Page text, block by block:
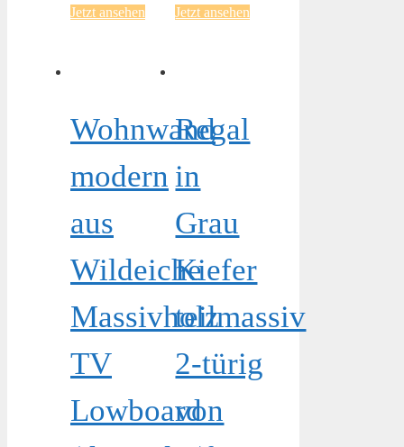
Jetzt ansehen
Jetzt ansehen
Wohnwand
modern
aus
Wildeiche
Massivholz
TV
Lowboard
Regal
in
Grau
Kiefer
teilmassiv
2-türig
von